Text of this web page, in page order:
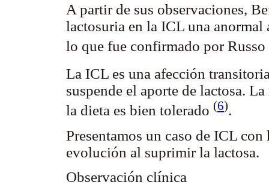
A partir de sus observaciones,
lactosuria en la ICL una
lo que fue confirmado por
La ICL es una afección
suspende el aporte de lactosa.
la dieta es bien tolerado (6).
Presentamos un caso de ICL
evolución al suprimir la lactosa.
Observación clínica